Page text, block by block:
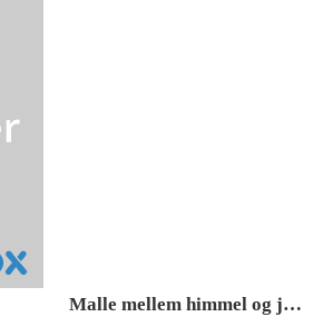
Malle mellem himmel og jord